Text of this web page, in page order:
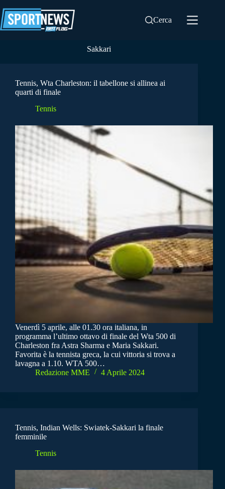
al
contenuto
Cerca
Sakkari
Tennis, Wta Charleston: il tabellone si allinea ai
quarti di finale
Tennis
Venerdì 5 aprile, alle 01.30 ora italiana, in
programma l’ultimo ottavo di finale del Wta 500 di
Charleston fra Astra Sharma e Maria Sakkari.
Favorita è la tennista greca, la cui vittoria si trova a
lavagna a 1.10. WTA 500…
Redazione MME
4 Aprile 2024
Tennis, Indian Wells: Swiatek-Sakkari la finale
femminile
Tennis